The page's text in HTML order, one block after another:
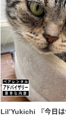
Lil’Yukichi 『今日は